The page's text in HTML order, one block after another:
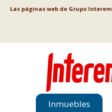
Las páginas web de Grupo
Inmuebles